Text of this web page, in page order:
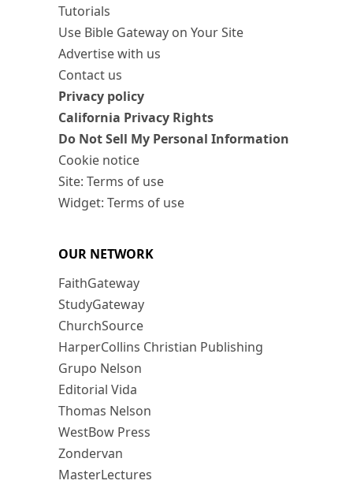
Tutorials
Use Bible Gateway on Your Site
Advertise with us
Contact us
Privacy policy
California Privacy Rights
Do Not Sell My Personal Information
Cookie notice
Site: Terms of use
Widget: Terms of use
OUR NETWORK
FaithGateway
StudyGateway
ChurchSource
HarperCollins Christian Publishing
Grupo Nelson
Editorial Vida
Thomas Nelson
WestBow Press
Zondervan
MasterLectures